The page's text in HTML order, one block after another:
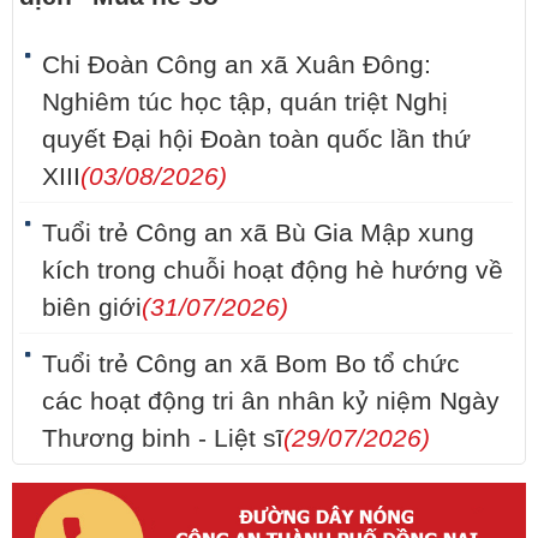
Chi Đoàn Công an xã Xuân Đông:
Nghiêm túc học tập, quán triệt Nghị
quyết Đại hội Đoàn toàn quốc lần thứ
XIII(03/08/2026)
Tuổi trẻ Công an xã Bù Gia Mập xung
kích trong chuỗi hoạt động hè hướng về
biên giới(31/07/2026)
Tuổi trẻ Công an xã Bom Bo tổ chức
các hoạt động tri ân nhân kỷ niệm Ngày
Thương binh - Liệt sĩ(29/07/2026)